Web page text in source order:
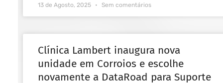
13 de Agosto, 2025 Sem comentários
Clínica Lambert inaugura nova
unidade em Corroios e escolhe
novamente a DataRoad para Suporte